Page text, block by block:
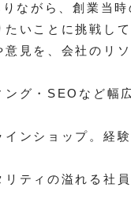
ながら、創業当
いことに挑戦し
見を、会社のリ
グ・SEOなど幅
ンショップ。経
ティの溢れる社